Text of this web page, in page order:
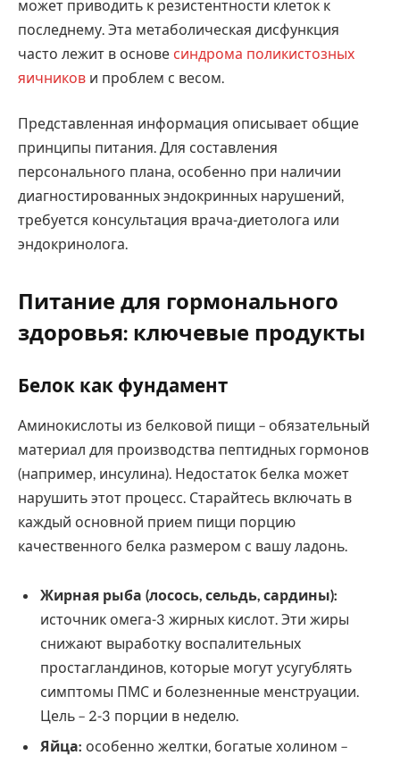
может приводить к резистентности клеток к
последнему. Эта метаболическая дисфункция
часто лежит в основе синдрома поликистозных
яичников и проблем с весом.
Представленная информация описывает общие
принципы питания. Для составления
персонального плана, особенно при наличии
диагностированных эндокринных нарушений,
требуется консультация врача-диетолога или
эндокринолога.
Питание для гормонального
здоровья: ключевые продукты
Белок как фундамент
Аминокислоты из белковой пищи – обязательный
материал для производства пептидных гормонов
(например, инсулина). Недостаток белка может
нарушить этот процесс. Старайтесь включать в
каждый основной прием пищи порцию
качественного белка размером с вашу ладонь.
Жирная рыба (лосось, сельдь, сардины):
источник омега-3 жирных кислот. Эти жиры
снижают выработку воспалительных
простагландинов, которые могут усугублять
симптомы ПМС и болезненные менструации.
Цель – 2-3 порции в неделю.
Яйца: особенно желтки, богатые холином –